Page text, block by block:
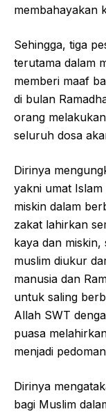
membahayakan
Sehingga, tiga
terutama dalam
memberi maaf
di bulan
orang
seluruh dosa
Dirinya
yakni umat
miskin dalam
zakat lahirkan
kaya dan miskin,
muslim diukur
manusia dan
untuk saling
Allah SWT
puasa
menjadi
Dirinya
bagi Muslim